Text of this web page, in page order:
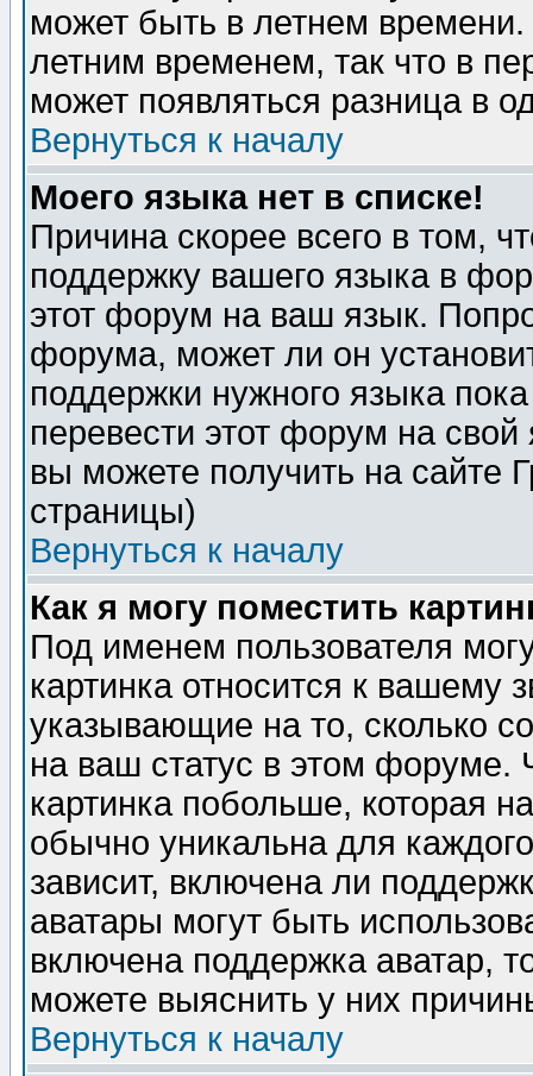
может быть в летнем
летним временем, так что в
может появляться разница в
Вернуться к началу
Моего языка нет в списке!
Причина скорее всего в том,
поддержку вашего языка в
этот форум на ваш язык.
форума, может ли он
поддержки нужного языка
перевести этот форум на
вы можете получить на сайте
страницы)
Вернуться к началу
Как я могу поместить
Под именем пользователя
картинка относится к вашему
указывающие на то, сколько
на ваш статус в этом форуме.
картинка побольше, которая
обычно уникальна для
зависит, включена ли
аватары могут быть
включена поддержка аватар,
можете выяснить у них
Вернуться к началу